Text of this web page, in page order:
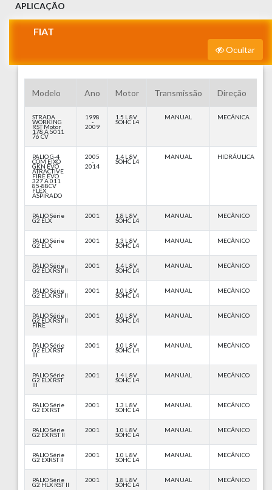
APLICAÇÃO
FIAT
Ocultar
Modelo Ano Motor Transmissão Direção
STRADA
WORKING
RST Motor
178 A 5011
76 CV
1998
-
2009
1.5 L 8V
SOHC L4
MANUAL MECÂNICA
PALIO G-4
COM EIXO
GKN EVO
ATRACTIVE
FIRE EVO
327 A 011
85-88CV
FLEX
ASPIRADO
2005
-
2014
1.4 L 8V
SOHC L4
MANUAL HIDRÁULICA
PALIO Série
G2 ELX
2001 1.8 L 8V
SOHC L4
MANUAL MECÂNICO
PALIO Série
G2 ELX
2001 1.3 L 8V
SOHC L4
MANUAL MECÂNICO
PALIO Série
G2 ELX RST II
2001 1.4 L 8V
SOHC L4
MANUAL MECÂNICO
PALIO Série
G2 ELX RST II
2001 1.0 L 8V
SOHC L4
MANUAL MECÂNICO
PALIO Série
G2 ELX RST II
FIRE
2001 1.0 L 8V
SOHC L4
MANUAL MECÂNICO
PALIO Série
G2 ELX RST
III
2001 1.0 L 8V
SOHC L4
MANUAL MECÂNICO
PALIO Série
G2 ELX RST
III
2001 1.4 L 8V
SOHC L4
MANUAL MECÂNICO
PALIO Série
G2 EX RST
2001 1.3 L 8V
SOHC L4
MANUAL MECÂNICO
PALIO Série
G2 EX RST II
2001 1.0 L 8V
SOHC L4
MANUAL MECÂNICO
PALIO Série
G2 EXRST II
2001 1.0 L 8V
SOHC L4
MANUAL MECÂNICO
PALIO Série
G2 HLX RST II
2001 1.8 L 8V
SOHC L4
MANUAL MECÂNICO